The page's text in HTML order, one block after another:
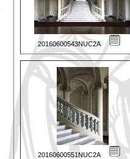
20160600543NUC2A
20160600551NUC2A